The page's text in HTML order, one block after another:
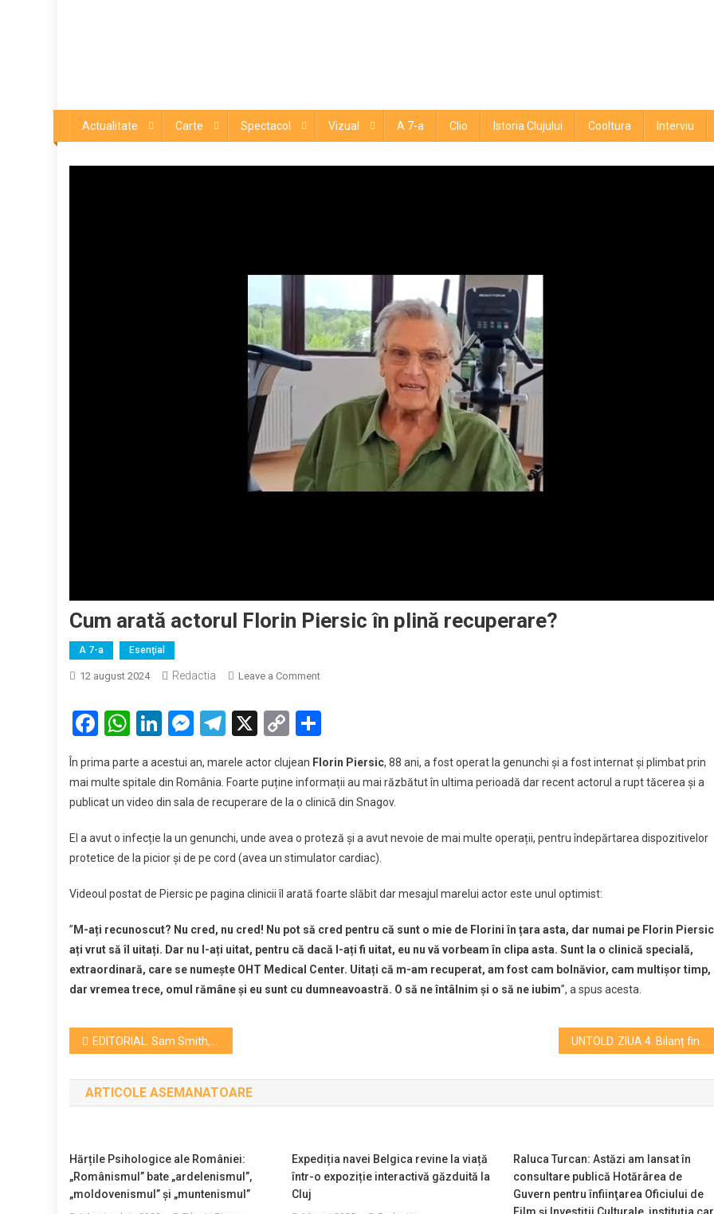
Actualitate Carte Spectacol Vizual A 7-a Clio Istoria Clujului Cooltura Interviu
Cum arată actorul Florin Piersic în plină recuperare?
A 7-a Esenţial
12 august 2024 Redactia Leave a Commenton
arată
Piersic
în
plină
Facebook
WhatsApp
LinkedIn
Messenger
Telegram
X
Copy
În prima parte a acestui an, marele actor clujean Florin Piersic, 88 ani, a fost operat la genunchi și a fost internat și plimbat prin
mai multe spitale din România. Foarte puține informații au mai răzbătut în ultima perioadă dar recent actorul a rupt tăcerea și a
publicat un video din sala de recuperare de la o clinică din Snagov.
El a avut o infecție la un genunchi, unde avea o proteză și a avut nevoie de mai multe operații, pentru îndepărtarea dispozitivelor
protetice de la picior și de pe cord (avea un stimulator cardiac).
Videoul postat de Piersic pe pagina clinicii îl arată foarte slăbit dar mesajul marelui actor este unul optimist:
” M-ați recunoscut? Nu cred, nu cred! Nu pot să cred pentru că sunt o mie de Florini în țara asta, dar numai pe Florin Piersic
ați vrut să îl uitați. Dar nu l-ați uitat, pentru că dacă l-ați fi uitat, eu nu vă vorbeam în clipa asta. Sunt la o clinică specială,
extraordinară, care se numește OHT Medical Center. Uitați că m-am recuperat, am fost cam bolnăvior, cam multișor timp,
dar vremea trece, omul rămâne și eu sunt cu dumneavoastră. O să ne întâlnim și o să ne iubim”, a spus acesta.
Navigare
în
articole
EDITORIAL. Sam Smith, înger și demon la UNTOLD
ARTICOLE ASEMANATOARE
Hărțile Psihologice ale României:
„Românismul” bate „ardelenismul”,
„moldovenismul” și „muntenismul”
Expediția navei Belgica revine la viață
într-o expoziție interactivă găzduită la
Cluj
Raluca Turcan: Astăzi am lansat în
consultare publică Hotărârea de
Guvern pentru înfiinţarea Oficiului de